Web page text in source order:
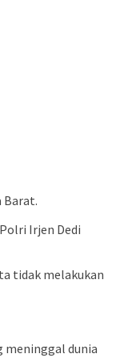
Barat.
Irjen Dedi
tidak melakukan
meninggal dunia